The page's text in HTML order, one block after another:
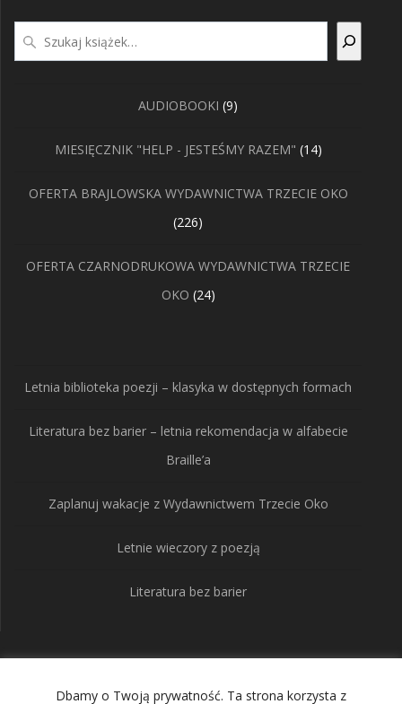
Dbamy o Twoją prywatność. Ta strona korzysta z
AUDIOBOOKI 99
MIESIĘCZNIK "HELP - JESTEŚMY RAZEM" 1414
OFERTA BRAJLOWSKA WYDAWNICTWA TRZECIE OKO
226226
OFERTA CZARNODRUKOWA WYDAWNICTWA TRZECIE
OKO 2424
Letnia biblioteka poezji – klasyka w dostępnych formach
Literatura bez barier – letnia rekomendacja w alfabecie
Braille’a
Zaplanuj wakacje z Wydawnictwem Trzecie Oko
Letnie wieczory z poezją
Literatura bez barier
Wydawnictwo Trzecie